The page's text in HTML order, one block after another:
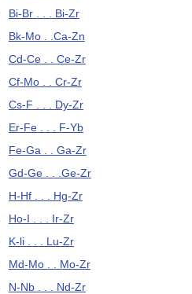
Bi-Br . . . Bi-Zr
Bk-Mo . .Ca-Zn
Cd-Ce . . Ce-Zr
Cf-Mo . . Cr-Zr
Cs-F . . . Dy-Zr
Er-Fe . . . F-Yb
Fe-Ga . . Ga-Zr
Gd-Ge . . .Ge-Zr
H-Hf . . . Hg-Zr
Ho-I . . . Ir-Zr
K-li . . . Lu-Zr
Md-Mo . . Mo-Zr
N-Nb . . . Nd-Zr